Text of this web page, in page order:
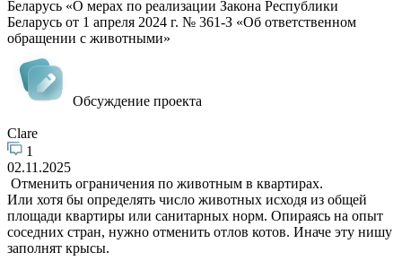
Беларусь «О мерах по реализации Закона Республики
Беларусь от 1 апреля 2024 г. № 361-З «Об ответственном
обращении с животными»
Обсуждение проекта
Clare
1
02.11.2025
Отменить ограничения по животным в квартирах.
Или хотя бы определять число животных исходя из общей
площади квартиры или санитарных норм. Опираясь на опыт
соседних стран, нужно отменить отлов котов. Иначе эту нишу
заполнят крысы.